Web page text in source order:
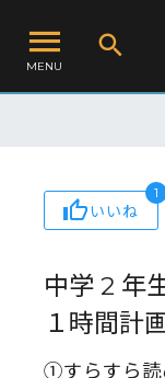
MENU
いいね
1
中学 2 年
１時間計
①すらすら読